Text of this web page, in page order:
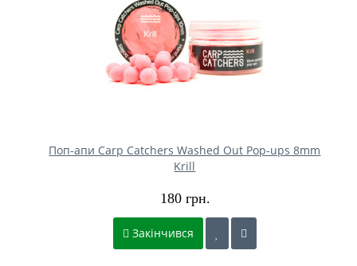
Поп-апи Carp Catchers Washed Out Pop-ups 8mm
Krill
180 грн.
Закінчився